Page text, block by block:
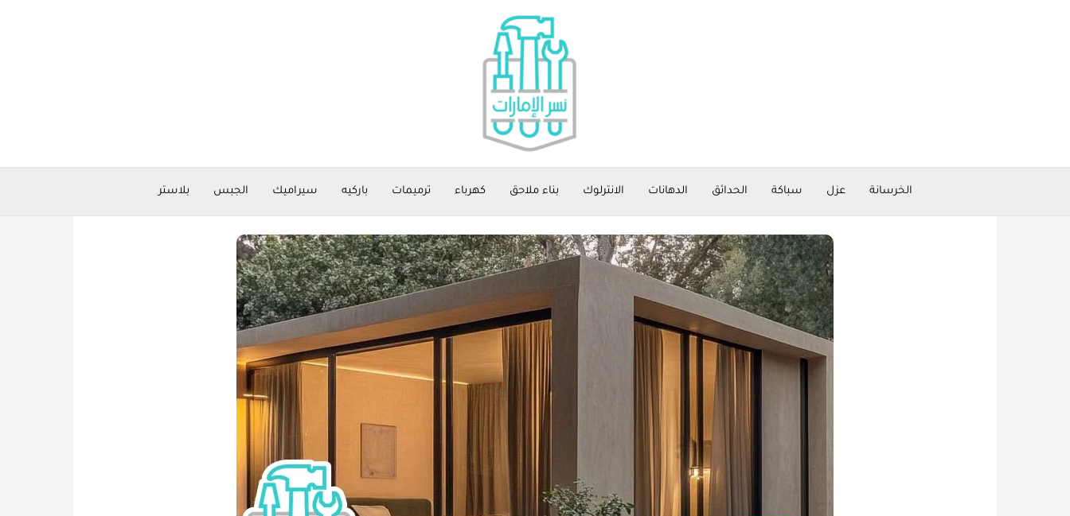
الخرسانة عزل سباكة الحدائق الدهانات الانترلوك بناء ملاحق كهرباء ترميمات باركيه سيراميك الجبس بلاستر